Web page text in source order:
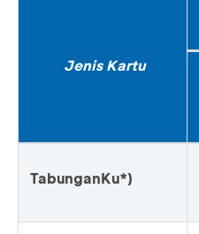
Jenis Kartu
TabunganKu*)